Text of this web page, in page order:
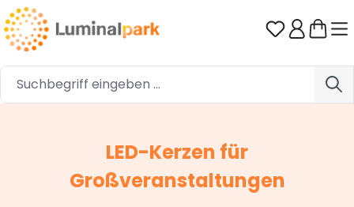
Zum Hauptinhalt springen Du hast 0
LED-Kerzen für
Großveranstaltungen